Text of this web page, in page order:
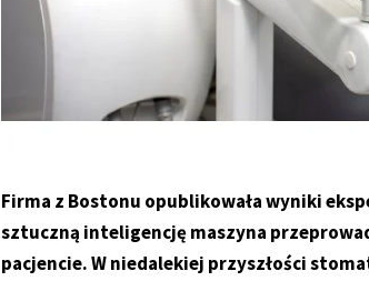
Firma z Bostonu opublikowała wyniki
sztuczną inteligencję maszyna
pacjencie. W niedalekiej przyszłości